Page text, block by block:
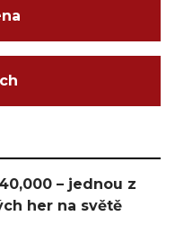
– jednou z
her na světě